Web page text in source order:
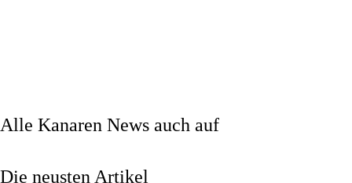
Alle Kanaren News auch auf
Die neusten Artikel